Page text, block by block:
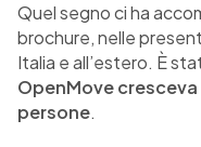
Quel segno ci ha
brochure, nelle
Italia e all’estero. È
OpenMove
persone.